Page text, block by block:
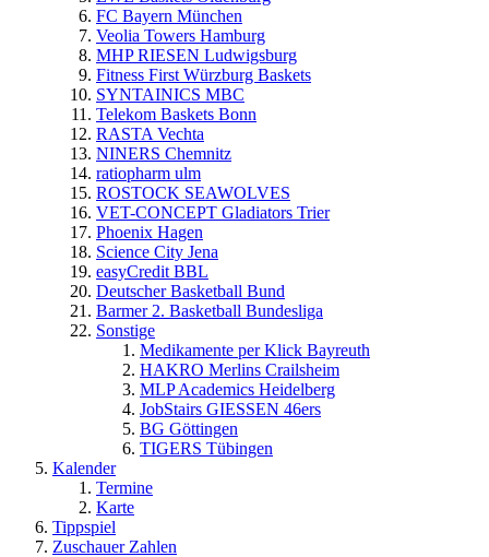
FC Bayern München
Veolia Towers Hamburg
MHP RIESEN Ludwigsburg
Fitness First Würzburg Baskets
SYNTAINICS MBC
Telekom Baskets Bonn
RASTA Vechta
NINERS Chemnitz
ratiopharm ulm
ROSTOCK SEAWOLVES
VET-CONCEPT Gladiators Trier
Phoenix Hagen
Science City Jena
easyCredit BBL
Deutscher Basketball Bund
Barmer 2. Basketball Bundesliga
Sonstige
Medikamente per Klick Bayreuth
HAKRO Merlins Crailsheim
MLP Academics Heidelberg
JobStairs GIESSEN 46ers
BG Göttingen
TIGERS Tübingen
Kalender
Termine
Karte
Tippspiel
Zuschauer Zahlen